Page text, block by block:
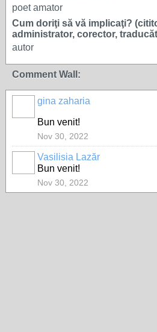
poet amator
Cum doriţi să vă implicaţi?
administrator, corector,
autor
Comment Wall:
gina zaharia
Bun venit!
Nov 30, 2022
Vasilisia Lazăr
Bun venit!
Nov 30, 2022